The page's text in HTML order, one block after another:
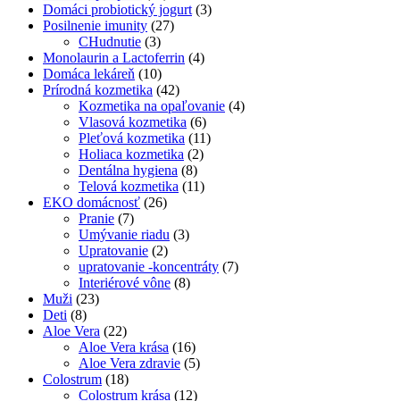
Domáci probiotický jogurt (3)
Posilnenie imunity (27)
CHudnutie (3)
Monolaurin a Lactoferrin (4)
Domáca lekáreň (10)
Prírodná kozmetika (42)
Kozmetika na opaľovanie (4)
Vlasová kozmetika (6)
Pleťová kozmetika (11)
Holiaca kozmetika (2)
Dentálna hygiena (8)
Telová kozmetika (11)
EKO domácnosť (26)
Pranie (7)
Umývanie riadu (3)
Upratovanie (2)
upratovanie -koncentráty (7)
Interiérové vône (8)
Muži (23)
Deti (8)
Aloe Vera (22)
Aloe Vera krása (16)
Aloe Vera zdravie (5)
Colostrum (18)
Colostrum krása (12)